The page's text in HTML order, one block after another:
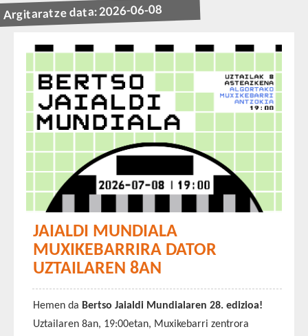
Argitaratze data: 2026-06-08
JAIALDI MUNDIALA
MUXIKEBARRIRA DATOR
UZTAILAREN 8AN
Hemen da Bertso Jaialdi Mundialaren 28. edizioa!
Uztailaren 8an, 19:00etan, Muxikebarri zentrora